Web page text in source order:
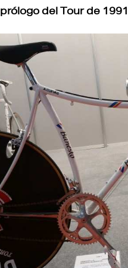
prólogo del Tour de 1991